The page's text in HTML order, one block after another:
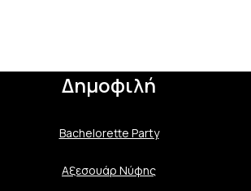
Δημοφιλή
Bachelorette Party
Αξεσουάρ Νύφης